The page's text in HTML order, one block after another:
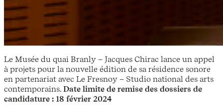
Le Musée du quai Branly – Jacques Chirac lance un appel
à projets pour la nouvelle édition de sa résidence sonore
en partenariat avec Le Fresnoy – Studio national des arts
contemporains. Date limite de remise des dossiers de
candidature : 18 février 2024